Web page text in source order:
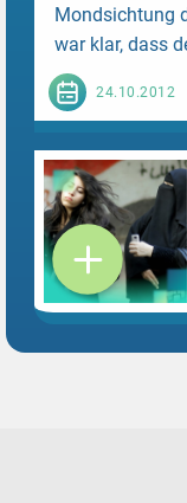
Mondsichtung
war klar, dass
Nacht vom 16.
wird. Anders
bei der
praktischen
zu. Die
Indonesien und
einheitlich nach
jene auch mit
24.10.2012